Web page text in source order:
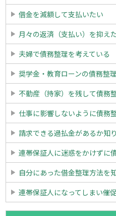
借金を減額して支払いたい
月々の返済（支払い）を抑え
夫婦で債務整理を考えている
奨学金・教育ローンの債務整
不動産（持家）を残して債務
仕事に影響しないように債務
請求できる過払金があるか知
連帯保証人に迷惑をかけずに
自分にあった借金整理方法を
連帯保証人になってしまい催